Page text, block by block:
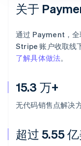
15.3 万+
无代码销售点解决
超过 5.55
关于
通过 Payment，全
Stripe 账户收取线
了解具体做法。